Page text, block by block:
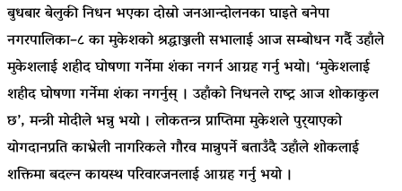
बुधबार बेलुकी निधन भएका दोस्रो जनआन्दोलनका घाइते बनेपा
नगरपालिका–८का मुकेशको श्रद्धाञ्जली सभालाई आज सम्बोधन गर्दै उहाँले
मुकेशलाई शहीद घोषणा गर्नेमा शंका नगर्न आग्रह गर्नु भयो। ‘मुकेशलाई
शहीद घोषणा गर्नेमा शंका नगर्नुस् । उहाँको निधनले राष्ट्र आज शोकाकुल
छ’, मन्त्री मोदीले भन्नु भयो । लोकतन्त्र प्राप्तिमा मुकेशले पुर्‍याएको
योगदानप्रति काभ्रेली नागरिकले गौरव मान्नुपर्ने बताउँदै उहाँले शोकलाई
शक्तिमा बदल्न कायस्थ परिवारजनलाई आग्रह गर्नु भयो ।